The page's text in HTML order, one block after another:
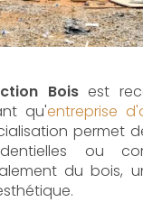
Bois est
qu'entreprise
permet
ou
du bois,